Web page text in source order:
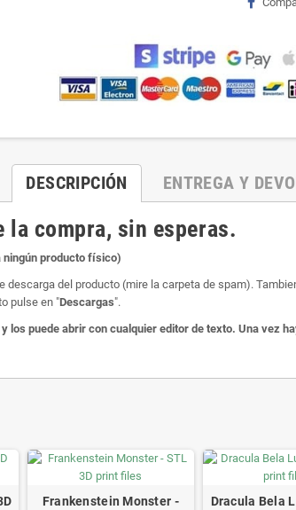
DESCRIPCIÓN ENTREGA Y
la compra, sin esperas.
ningún producto físico)
descarga del producto (mire la carpeta de spam).
pulse en "Descargas".
los puede abrir con cualquier editor de texto. Una vez
Frankenstein Monster -
Dracula Bela